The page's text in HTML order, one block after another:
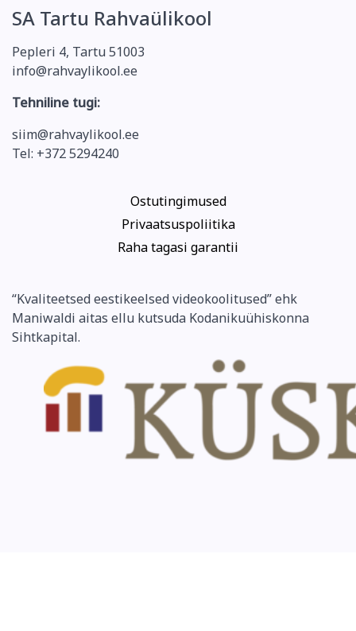
SA Tartu Rahvaülikool
Pepleri 4, Tartu 51003
info@rahvaylikool.ee
Tehniline tugi:
siim@rahvaylikool.ee
Tel: +372 5294240
Ostutingimused
Privaatsuspoliitika
Raha tagasi garantii
“Kvaliteetsed eestikeelsed videokoolitused” ehk
Maniwaldi aitas ellu kutsuda Kodanikuühiskonna
Sihtkapital.